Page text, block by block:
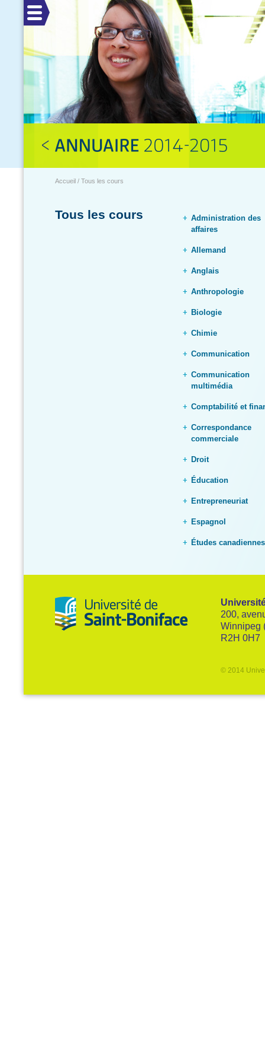
Menu
Accueil / Tous les cours
Tous les cours
Administration des
affaires
Allemand
Anglais
Anthropologie
Biologie
Chimie
Communication
Communication
multimédia
Comptabilité et
Correspondance
commerciale
Droit
Éducation
Entrepreneuriat
Espagnol
Études canadiennes
200,
Winnipeg
R2H 0H7
© 2014